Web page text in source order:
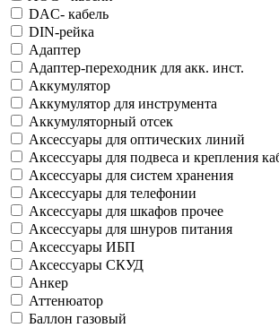
DAC- кабель
DIN-рейка
Адаптер
Адаптер-переходник для акк. инст.
Аккумулятор
Аккумулятор для инструмента
Аккумуляторный отсек
Аксессуары для оптических линий
Аксессуары для подвеса и крепления
Аксессуары для систем хранения
Аксессуары для телефонии
Аксессуары для шкафов прочее
Аксессуары для шнуров питания
Аксессуары ИБП
Аксессуары СКУД
Анкер
Аттенюатор
Баллон газовый